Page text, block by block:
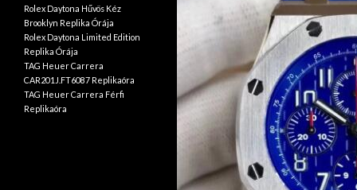
Rolex Daytona Hűvös Kéz
Brooklyn Replika Órája
Rolex Daytona Limited Edition
Replika Órája
TAG Heuer Carrera
CAR201J.FT6087 Replikaóra
TAG Heuer Carrera Férfi
Replikaóra